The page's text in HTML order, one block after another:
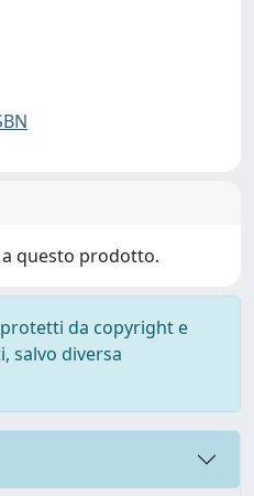
questo prodotto.
da copyright e
salvo diversa